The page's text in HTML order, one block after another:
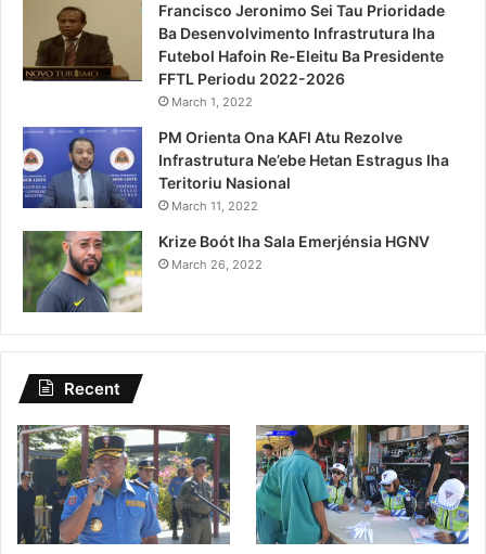
Francisco Jeronimo Sei Tau Prioridade
Ba Desenvolvimento Infrastrutura Iha
Futebol Hafoin Re-Eleitu Ba Presidente
FFTL Periodu 2022-2026
March 1, 2022
PM Orienta Ona KAFI Atu Rezolve
Infrastrutura Ne’ebe Hetan Estragus Iha
Teritoriu Nasional
March 11, 2022
Krize Boót Iha Sala Emerjénsia HGNV
March 26, 2022
Recent